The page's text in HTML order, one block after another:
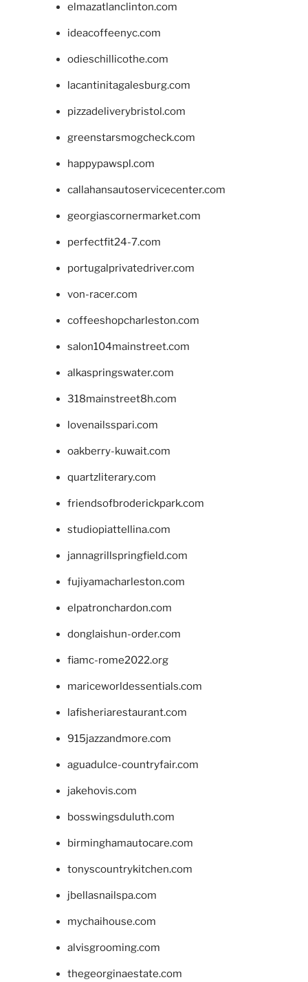
elmazatlanclinton.com
ideacoffeenyc.com
odieschillicothe.com
lacantinitagalesburg.com
pizzadeliverybristol.com
greenstarsmogcheck.com
happypawspl.com
callahansautoservicecenter.com
georgiascornermarket.com
perfectfit24-7.com
portugalprivatedriver.com
von-racer.com
coffeeshopcharleston.com
salon104mainstreet.com
alkaspringswater.com
318mainstreet8h.com
lovenailsspari.com
oakberry-kuwait.com
quartzliterary.com
friendsofbroderickpark.com
studiopiattellina.com
jannagrillspringfield.com
fujiyamacharleston.com
elpatronchardon.com
donglaishun-order.com
fiamc-rome2022.org
mariceworldessentials.com
lafisheriarestaurant.com
915jazzandmore.com
aguadulce-countryfair.com
jakehovis.com
bosswingsduluth.com
birminghamautocare.com
tonyscountrykitchen.com
jbellasnailspa.com
mychaihouse.com
alvisgrooming.com
thegeorginaestate.com